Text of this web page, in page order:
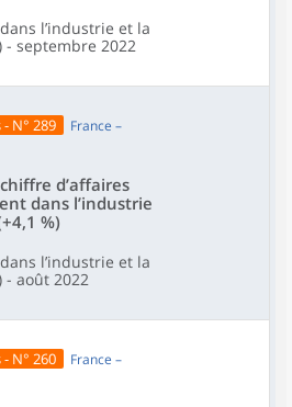
l’industrie et la
- septembre 2022
N° 289
France –
d’affaires
dans l’industrie
%)
l’industrie et la
- août 2022
N° 260
France –